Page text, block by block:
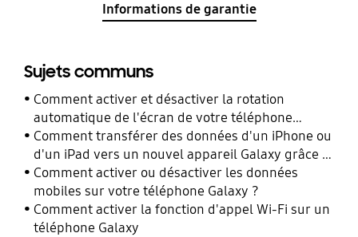
Informations de garantie
Sujets communs
Comment activer et désactiver la rotation
automatique de l'écran de votre téléphone
Galaxy ?
Comment transférer des données d'un iPhone ou
d'un iPad vers un nouvel appareil Galaxy grâce à
Smart Switch ?
Comment activer ou désactiver les données
mobiles sur votre téléphone Galaxy ?
Comment activer la fonction d'appel Wi-Fi sur un
téléphone Galaxy